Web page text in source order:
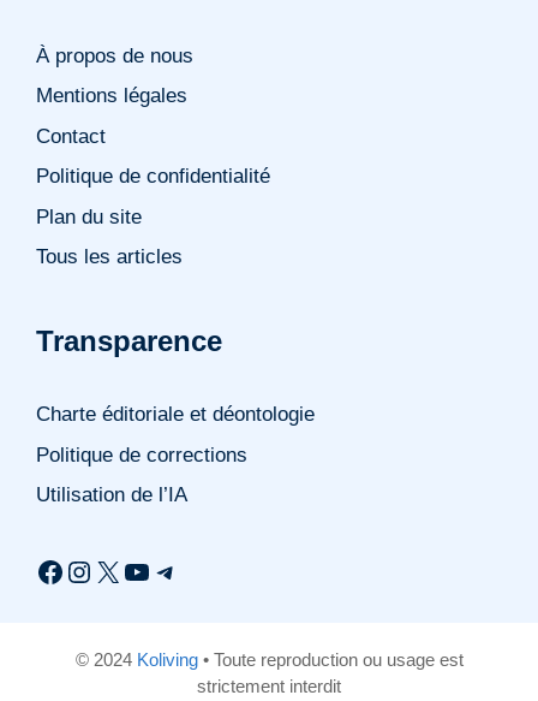
À propos de nous
Mentions légales
Contact
Politique de confidentialité
Plan du site
Tous les articles
Transparence
Charte éditoriale et déontologie
Politique de corrections
Utilisation de l’IA
Facebook
Instagram
X YouTube
Telegram
© 2024 Koliving• Toute reproduction ou usage est
strictement interdit